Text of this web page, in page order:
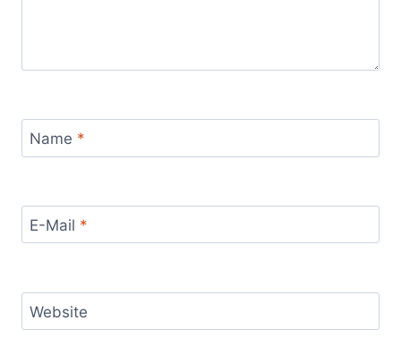
Name *
E-Mail *
Website